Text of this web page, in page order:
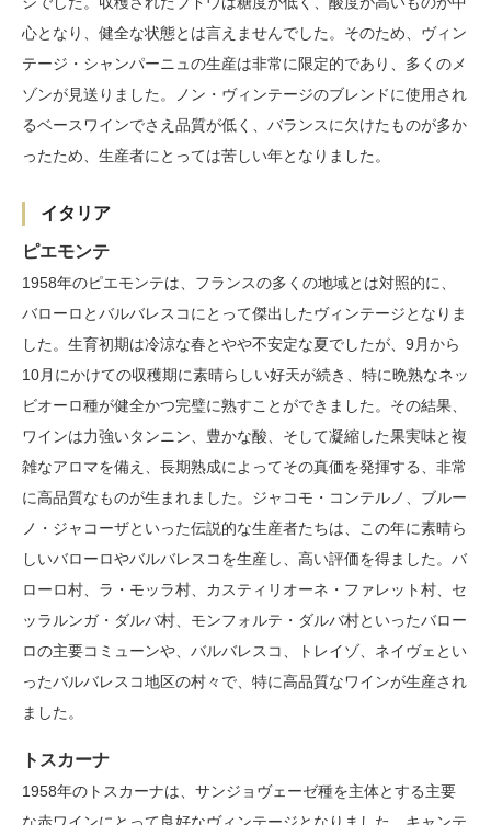
心となり、健全な状態とは言えませんでした。そのため、ヴィン
テージ・シャンパーニュの生産は非常に限定的であり、多くのメ
ゾンが見送りました。ノン・ヴィンテージのブレンドに使用され
るベースワインでさえ品質が低く、バランスに欠けたものが多か
ったため、生産者にとっては苦しい年となりました。
イタリア
ピエモンテ
1958年のピエモンテは、フランスの多くの地域とは対照的に、
バローロとバルバレスコにとって傑出したヴィンテージとなりま
した。生育初期は冷涼な春とやや不安定な夏でしたが、9月から
10月にかけての収穫期に素晴らしい好天が続き、特に晩熟なネッ
ビオーロ種が健全かつ完璧に熟すことができました。その結果、
ワインは力強いタンニン、豊かな酸、そして凝縮した果実味と複
雑なアロマを備え、長期熟成によってその真価を発揮する、非常
に高品質なものが生まれました。ジャコモ・コンテルノ、ブルー
ノ・ジャコーザといった伝説的な生産者たちは、この年に素晴ら
しいバローロやバルバレスコを生産し、高い評価を得ました。バ
ローロ村、ラ・モッラ村、カスティリオーネ・ファレット村、セ
ッラルンガ・ダルバ村、モンフォルテ・ダルバ村といったバロー
ロの主要コミューンや、バルバレスコ、トレイゾ、ネイヴェとい
ったバルバレスコ地区の村々で、特に高品質なワインが生産され
ました。
トスカーナ
1958年のトスカーナは、サンジョヴェーゼ種を主体とする主要